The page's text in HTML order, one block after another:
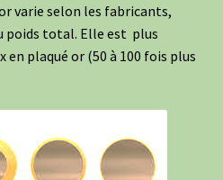
varie selon les fabricants,
poids total. Elle est plus
en plaqué or (50 à 100 fois plus